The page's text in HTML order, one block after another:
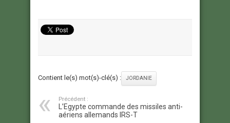
Contient le(s) mot(s)-clé(s) : JORDANIE
Précédent :
L’Egypte commande des missiles anti-
aériens allemands IRS-T